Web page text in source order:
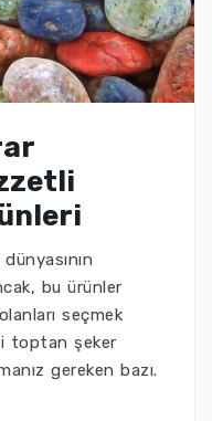
bu ürünler
seçmek
toptan şeker
gereken bazı.